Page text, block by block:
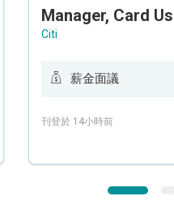
Citi
薪金面議
刊登於 14小時前